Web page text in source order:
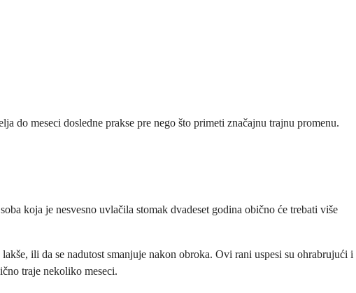
do meseci dosledne prakse pre nego što primeti značajnu trajnu promenu.
koja je nesvesno uvlačila stomak dvadeset godina obično će trebati više
ili da se nadutost smanjuje nakon obroka. Ovi rani uspesi su ohrabrujući i
traje nekoliko meseci.